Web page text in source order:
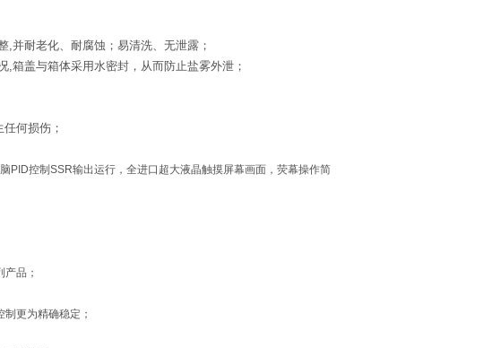
并耐老化、耐腐蚀；易清洗、无泄露；
箱盖与箱体采用水密封，从而防止盐雾外泄；
何损伤；
PID控制SSR输出运行，全进口超大液晶触摸屏幕画面，荧幕操作简
品；
更为精确稳定；